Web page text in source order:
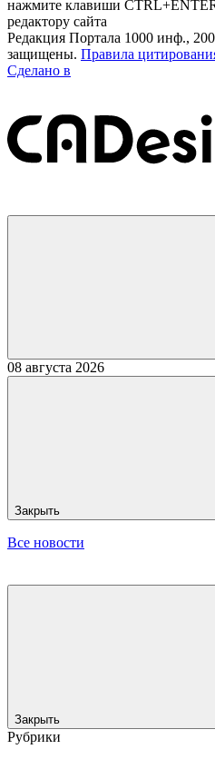
нажмите клавиши
редактору сайта
Редакция Портала 1000 инф.,
защищены. Правила
Сделано в
08 августа 2026
Закрыть
Все новости
Закрыть
Рубрики